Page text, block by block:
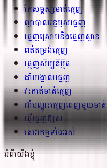
កែសម្ភស្សមាត់ធ្មេញ
ព្យាបាលរន្ធឫសធ្មេញ
ធ្មេញស្រោបនិងធ្មេញស្ពាន
ពត់តម្រង់ធ្មេញ
ធ្មេញសិប្បនិម្មិត
ដាំបង្គោលធ្មេញ
វះកាត់មាត់ធ្មេញ
ដាំបណ្តុះធ្មេញពេញមួយមាត់
ធ្វើធ្មេញឱ្យស
សេវាកម្មទាំងអស់
អំពីយើងខ្ញុំ